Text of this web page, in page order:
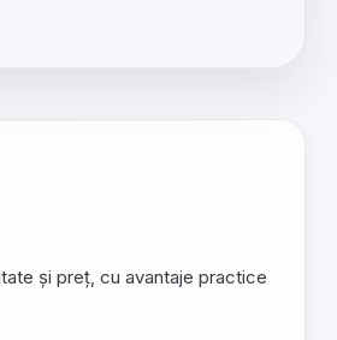
și preț, cu avantaje practice